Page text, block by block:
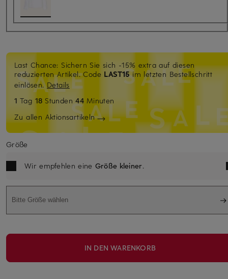
Last Chance: Sichern Sie sich -15% extra auf diesen
reduzierten Artikel. Code LAST15im letzten Bestellschritt
einlösen.Details
1 Tag 18 Stunden44 Minuten
Zu allen Aktionsartikeln
Größe
Wir empfehlen eine Größe kleiner.
Bitte Größe wählen
IN DEN WARENKORB